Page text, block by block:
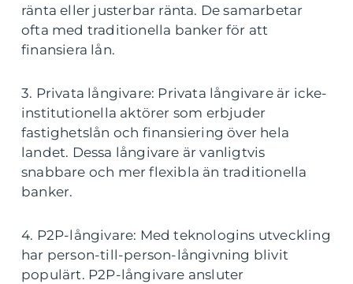
ränta eller justerbar ränta. De samarbetar
ofta med traditionella banker för att
finansiera lån.
3. Privata långivare: Privata långivare är icke-
institutionella aktörer som erbjuder
fastighetslån och finansiering över hela
landet. Dessa långivare är vanligtvis
snabbare och mer flexibla än traditionella
banker.
4. P2P-långivare: Med teknologins utveckling
har person-till-person-långivning blivit
populärt. P2P-långivare ansluter